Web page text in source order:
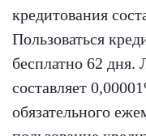
кредитования
Пользоваться
бесплатно 62 дня.
составляет
обязательного